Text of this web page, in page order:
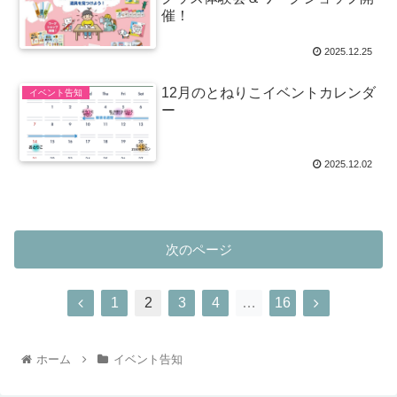
催！​
2025.12.25
イベント告知
12月のとねりこイベントカレンダ
ー
2025.12.02
次のページ
1 2 3 4 … 16
ホーム イベント告知